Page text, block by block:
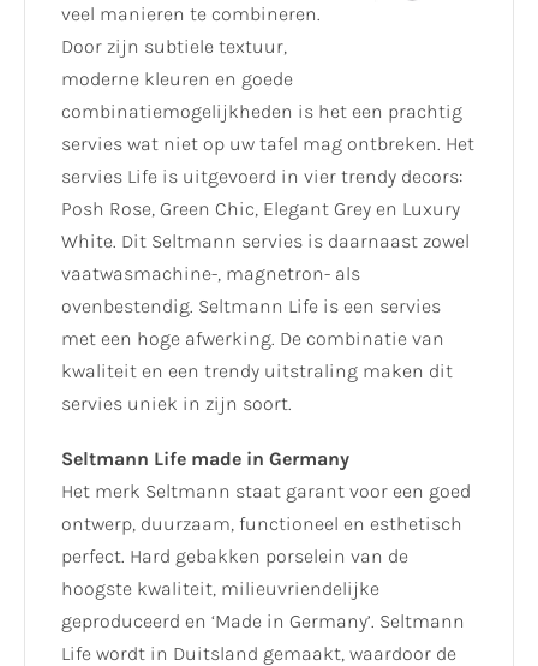
veel manieren te combineren.
Door zijn subtiele textuur,
moderne kleuren en goede
combinatiemogelijkheden is het een prachtig
servies wat niet op uw tafel mag ontbreken. Het
servies Life is uitgevoerd in vier trendy decors:
Posh Rose, Green Chic, Elegant Grey en Luxury
White. Dit Seltmann servies is daarnaast zowel
vaatwasmachine-, magnetron- als
ovenbestendig. Seltmann Life is een servies
met een hoge afwerking. De combinatie van
kwaliteit en een trendy uitstraling maken dit
servies uniek in zijn soort.
Seltmann Life made in Germany
Het merk Seltmann staat garant voor een goed
ontwerp, duurzaam, functioneel en esthetisch
perfect. Hard gebakken porselein van de
hoogste kwaliteit, milieuvriendelijke
geproduceerd en ‘Made in Germany’. Seltmann
Life wordt in Duitsland gemaakt, waardoor de